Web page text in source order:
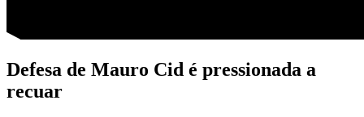
Defesa de Mauro Cid é pressionada a
recuar